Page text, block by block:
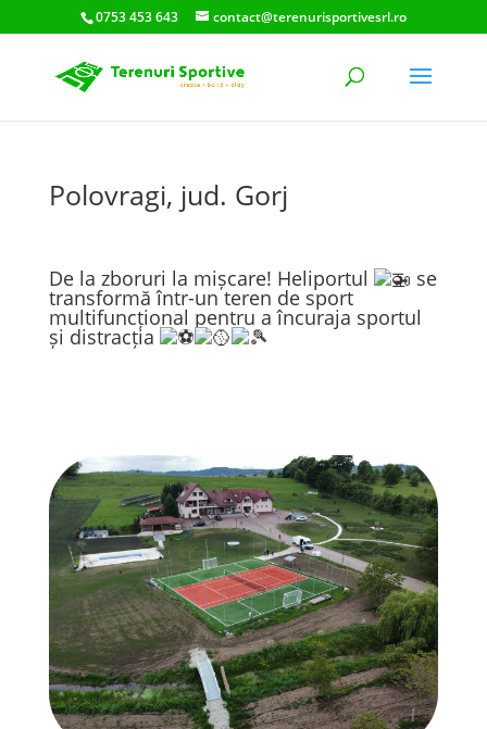
0753 453 643 contact@terenurisportivesrl.ro
Polovragi, jud. Gorj
De la zboruri la mișcare! Heliportul se
transformă într-un teren de sport
multifuncțional pentru a încuraja sportul
și distracția